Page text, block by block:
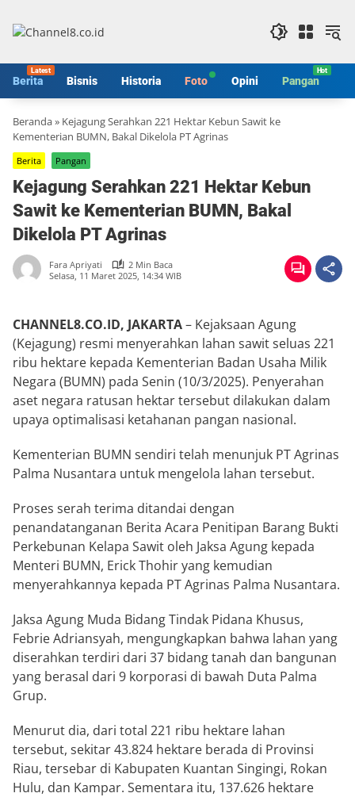
konten
Berita Bisnis Historia Foto Opini Pangan
Beranda» Kejagung Serahkan 221 Hektar Kebun Sawit ke
Kementerian BUMN, Bakal Dikelola PT Agrinas
Berita Pangan
Kejagung Serahkan 221 Hektar Kebun
Sawit ke Kementerian BUMN, Bakal
Dikelola PT Agrinas
Fara Apriyati
2 Min Baca
Selasa, 11 Maret 2025, 14:34 WIB
CHANNEL8.CO.ID, JAKARTA– Kejaksaan Agung
(Kejagung) resmi menyerahkan lahan sawit seluas 221
ribu hektare kepada Kementerian Badan Usaha Milik
Negara (BUMN) pada Senin (10/3/2025). Penyerahan
aset negara ratusan hektar tersebut dilakukan dalam
upaya optimalisasi ketahanan pangan nasional.
Kementerian BUMN sendiri telah menunjuk PT Agrinas
Palma Nusantara untuk mengelola lahan tersebut.
Proses serah terima ditandai dengan
penandatanganan Berita Acara Penitipan Barang Bukti
Perkebunan Kelapa Sawit oleh Jaksa Agung kepada
Menteri BUMN, Erick Thohir yang kemudian
menyerahkannya kepada PT Agrinas Palma Nusantara.
Jaksa Agung Muda Bidang Tindak Pidana Khusus,
Febrie Adriansyah, mengungkapkan bahwa lahan yang
diserahkan terdiri dari 37 bidang tanah dan bangunan
yang berasal dari 9 korporasi di bawah Duta Palma
Grup.
Menurut dia, dari total 221 ribu hektare lahan
tersebut, sekitar 43.824 hektare berada di Provinsi
Riau, tersebar di Kabupaten Kuantan Singingi, Rokan
Hulu, dan Kampar. Sementara itu, 137.626 hektare